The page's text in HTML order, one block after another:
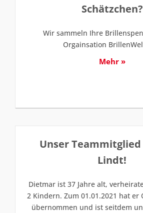
Schätzchen?
Wir sammeln Ihre
Orgainsation
Mehr »
Unser
Lindt!
Dietmar ist 37 Jahre alt,
2 Kindern. Zum 01.01.2021 hat er
übernommen und ist seitdem